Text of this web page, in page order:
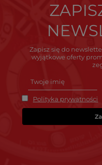
Zapisz się do
wyjątkowe oferty
Polityka prywatności